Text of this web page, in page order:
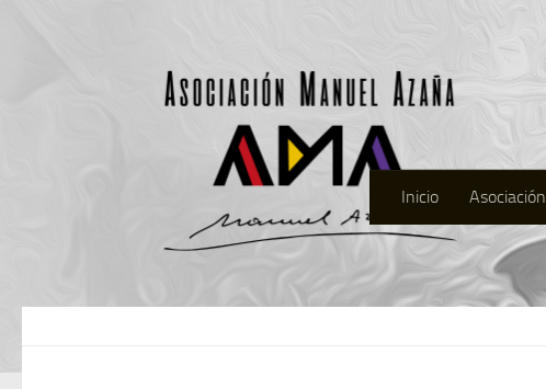
Inicio Asociación